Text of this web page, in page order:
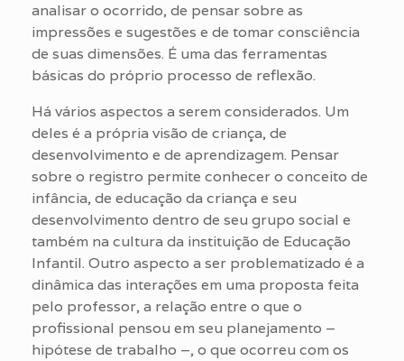
analisar o ocorrido, de pensar sobre as
impressões e sugestões e de tomar consciência
de suas dimensões. É uma das ferramentas
básicas do próprio processo de reflexão.
Há vários aspectos a serem considerados. Um
deles é a própria visão de criança, de
desenvolvimento e de aprendizagem. Pensar
sobre o registro permite conhecer o conceito de
infância, de educação da criança e seu
desenvolvimento dentro de seu grupo social e
também na cultura da instituição de Educação
Infantil. Outro aspecto a ser problematizado é a
dinâmica das interações em uma proposta feita
pelo professor, a relação entre o que o
profissional pensou em seu planejamento –
hipótese de trabalho –, o que ocorreu com os